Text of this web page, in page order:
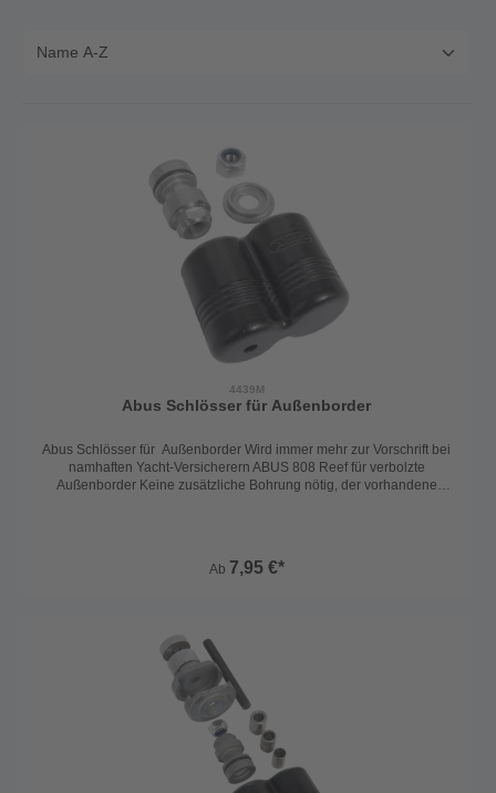
4439M
Abus Schlösser für Außenborder
Abus Schlösser für Außenborder Wird immer mehr zur Vorschrift bei
namhaften Yacht-Versicherern ABUS 808 Reef für verbolzte
Außenborder Keine zusätzliche Bohrung nötig, der vorhandene
Ab 7,95 €*